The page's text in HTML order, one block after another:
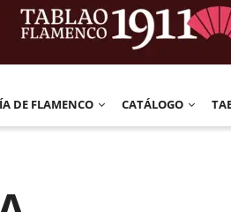
DE FLAMENCO CATÁLOGO